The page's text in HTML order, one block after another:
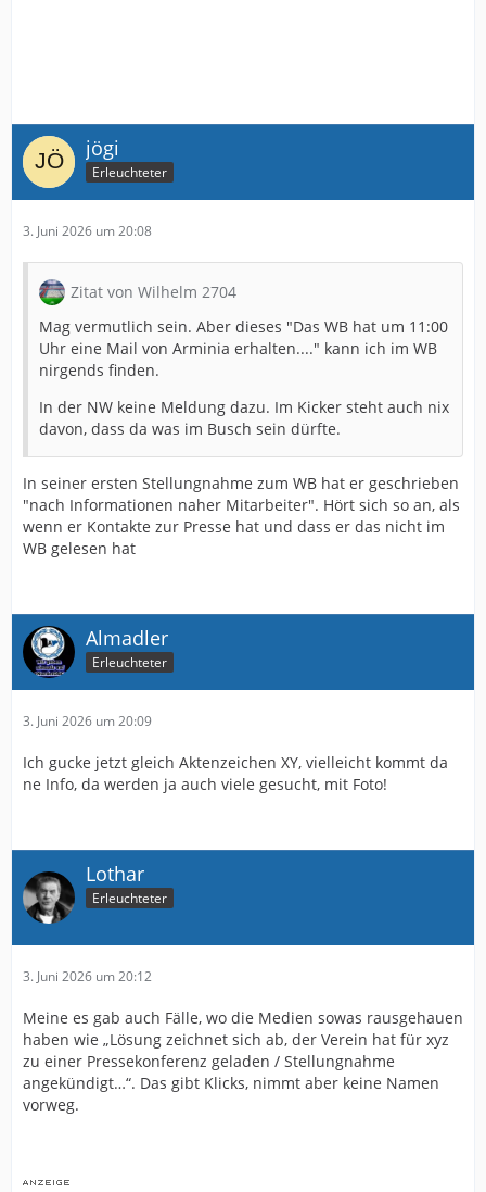
jögi
Erleuchteter
3. Juni 2026 um 20:08
Zitat von Wilhelm 2704
Mag vermutlich sein. Aber dieses "Das WB hat um 11:00
Uhr eine Mail von Arminia erhalten...." kann ich im WB
nirgends finden.
In der NW keine Meldung dazu. Im Kicker steht auch nix
davon, dass da was im Busch sein dürfte.
In seiner ersten Stellungnahme zum WB hat er geschrieben
"nach Informationen naher Mitarbeiter". Hört sich so an, als
wenn er Kontakte zur Presse hat und dass er das nicht im
WB gelesen hat
Almadler
Erleuchteter
3. Juni 2026 um 20:09
Ich gucke jetzt gleich Aktenzeichen XY, vielleicht kommt da
ne Info, da werden ja auch viele gesucht, mit Foto!
Lothar
Erleuchteter
3. Juni 2026 um 20:12
Meine es gab auch Fälle, wo die Medien sowas rausgehauen
haben wie „Lösung zeichnet sich ab, der Verein hat für xyz
zu einer Pressekonferenz geladen / Stellungnahme
angekündigt…“. Das gibt Klicks, nimmt aber keine Namen
vorweg.